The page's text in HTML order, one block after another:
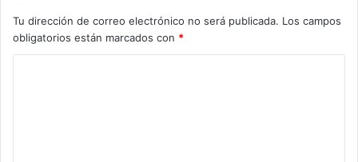
Tu dirección de correo electrónico no será publicada. Los campos
obligatorios están marcados con *